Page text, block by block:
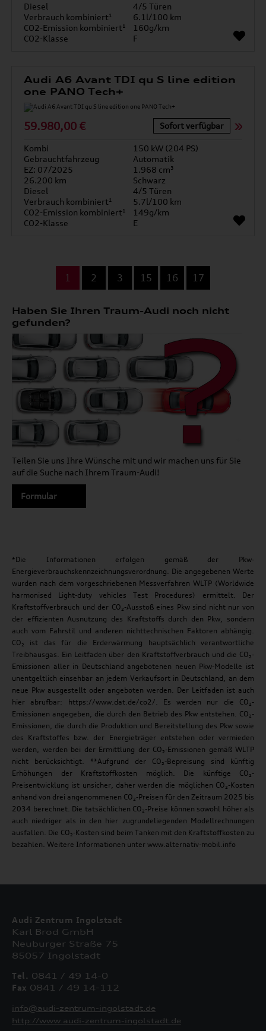
Diesel
4/5 Türen
Verbrauch kombiniert¹
6.1l/100 km
CO2-Emission kombiniert¹
160g/km
CO2-Klasse
F
Audi A6 Avant TDI qu S line edition
one PANO Tech+
59.980,00 € Sofort verfügbar
Kombi
150 kW (204 PS)
Gebrauchtfahrzeug
Automatik
EZ: 07/2025
1.968 cm³
26.200 km
Schwarz
Diesel
4/5 Türen
Verbrauch kombiniert¹
5.7l/100 km
CO2-Emission kombiniert¹
149g/km
CO2-Klasse
E
1 2 3 15 16 17
Haben Sie Ihren Traum-Audi noch nicht
gefunden?
Teilen Sie uns Ihre Wünsche mit und wir machen uns für Sie
auf die Suche nach Ihrem Traum-Audi!
Formular
*Die Informationen erfolgen gemäß der Pkw-
Energieverbrauchskennzeichnungsverordnung. Die angegebenen Werte
wurden nach dem vorgeschriebenen Messverfahren WLTP (Worldwide
harmonised Light-duty vehicles Test Procedures) ermittelt. Der
Kraftstoffverbrauch und der CO₂-Ausstoß eines Pkw sind nicht nur von
der effizienten Ausnutzung des Kraftstoffs durch den Pkw, sondern
auch vom Fahrstil und anderen nichttechnischen Faktoren abhängig.
CO₂ ist das für die Erderwärmung hauptsächlich verantwortliche
Treibhausgas. Ein Leitfaden über den Kraftstoffverbrauch und die CO₂-
Emissionen aller in Deutschland angebotenen neuen Pkw-Modelle ist
unentgeltlich einsehbar an jedem Verkaufsort in Deutschland, an dem
neue Pkw ausgestellt oder angeboten werden. Der Leitfaden ist auch
hier abrufbar: https://www.dat.de/co2/. Es werden nur die CO₂-
Emissionen angegeben, die durch den Betrieb des Pkw entstehen. CO₂-
Emissionen, die durch die Produktion und Bereitstellung des Pkw sowie
des Kraftstoffes bzw. der Energieträger entstehen oder vermieden
werden, werden bei der Ermittlung der CO₂-Emissionen gemäß WLTP
nicht berücksichtigt. **Aufgrund der CO₂-Bepreisung sind künftig
Erhöhungen der Kraftstoffkosten möglich. Die künftige CO₂-
Preisentwicklung ist unsicher, daher werden die möglichen CO₂-Kosten
anhand von drei angenommenen CO₂-Preisen für den Zeitraum 2025 bis
2034 berechnet. Die tatsächlichen CO₂-Preise können sowohl höher als
auch niedriger als in den hier zugrundeliegenden Modellrechnungen
ausfallen. Die CO₂-Kosten sind beim Tanken mit den Kraftstoffkosten zu
bezahlen. Weitere Informationen unter www.alternativ-mobil.info
Audi Zentrum Ingolstadt
Karl Brod GmbH
Neuburger Straße 75
85057 Ingolstadt
Tel. 0841 / 49 14-0
Fax 0841 / 49 14-112
info@audi-zentrum-ingolstadt.de
http://www.audi-zentrum-ingolstadt.de